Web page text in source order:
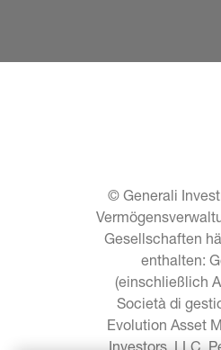
© Generali
Gesellschaften
enthalten:
(einschließlich
Società di
Evolution Asset